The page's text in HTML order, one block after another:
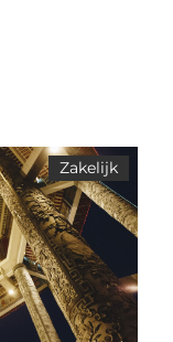
Zakelijk